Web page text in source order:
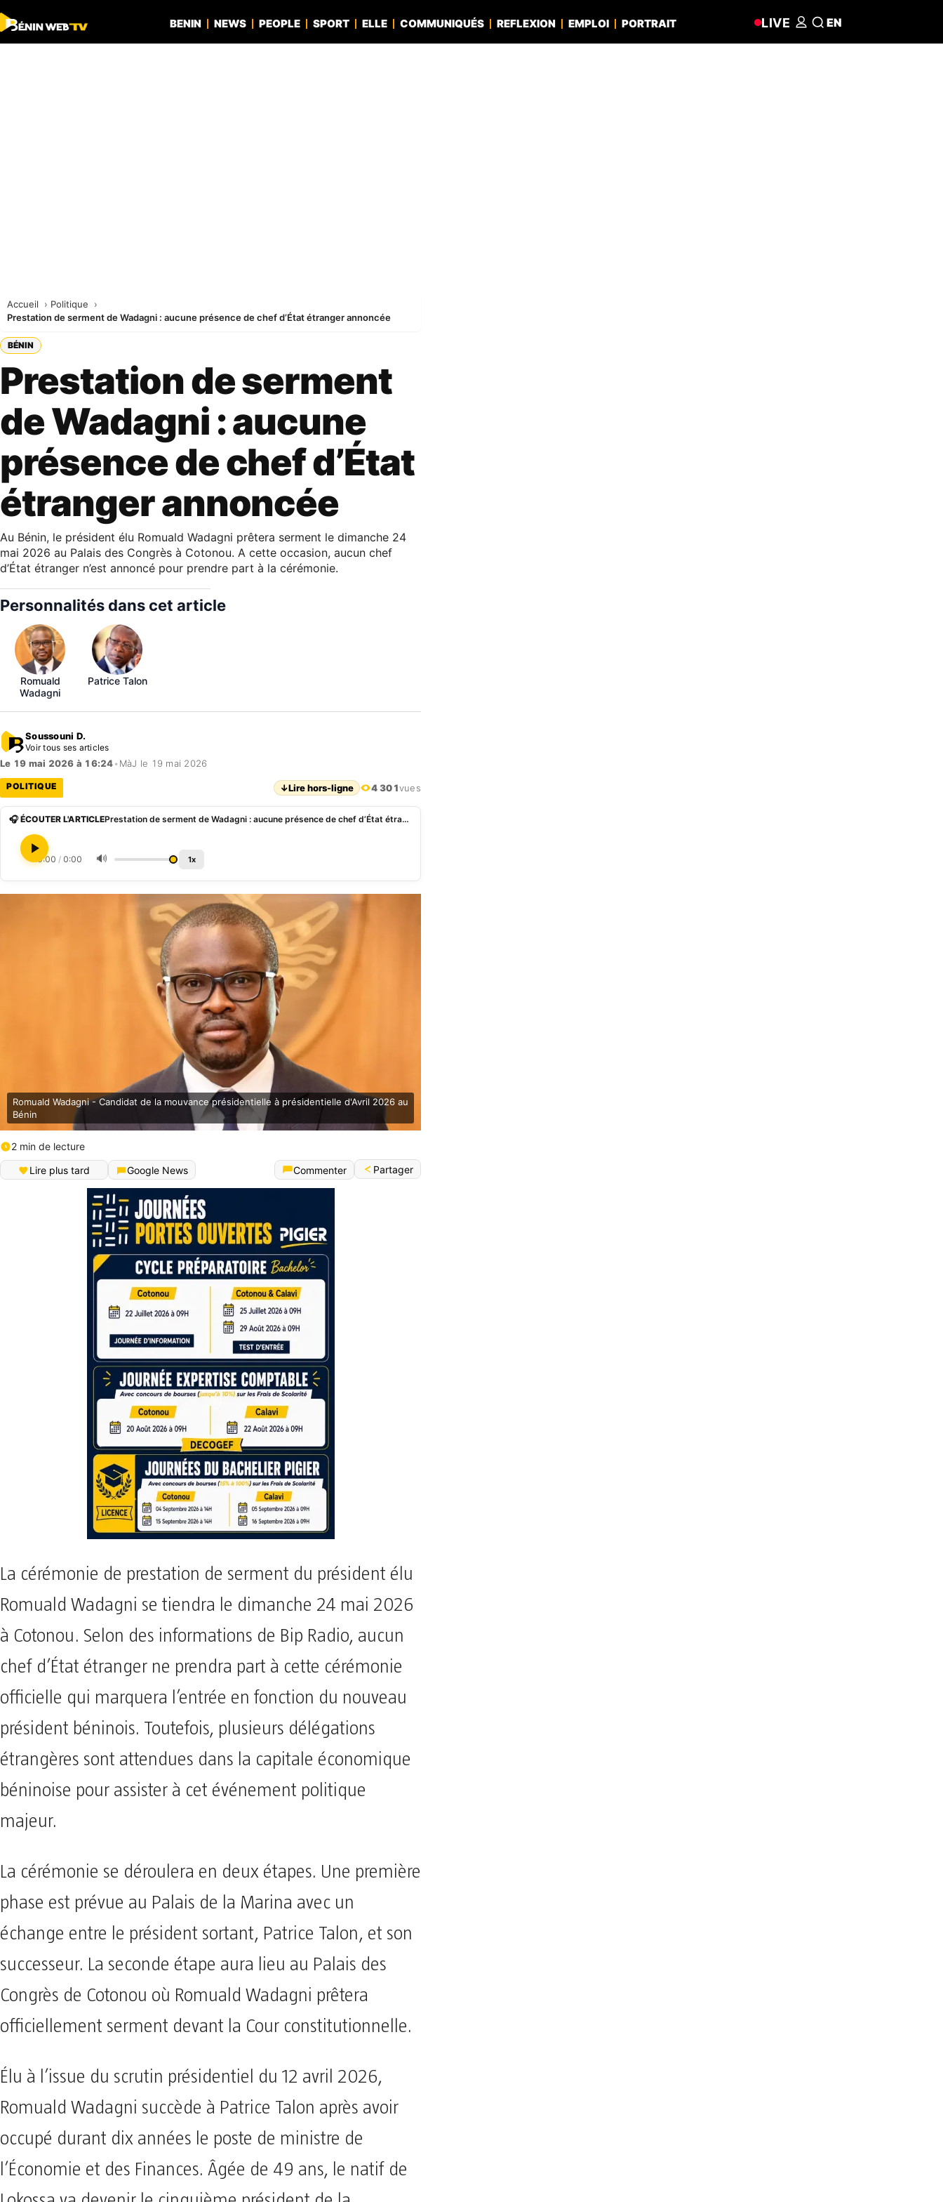
BENIN NEWS PEOPLE SPORT ELLE COMMUNIQUÉS REFLEXION EMPLOI PORTRAIT LIVE EN
Accueil
Politique
Prestation de serment de Wadagni : aucune présence de chef d’État étranger annoncée
BÉNIN
Prestation de serment
de Wadagni : aucune
présence de chef d’État
étranger annoncée
Au Bénin, le président élu Romuald Wadagni prêtera serment le dimanche 24
mai 2026 au Palais des Congrès à Cotonou. A cette occasion, aucun chef
d’État étranger n’est annoncé pour prendre part à la cérémonie.
Personnalités dans cet article
Romuald
Wadagni
Patrice Talon
Soussouni D.
Voir tous ses articles
Le 19 mai 2026 à 16:24• MàJ le 19 mai 2026
POLITIQUE ↓Lire hors-ligne 4 301vues
🎧 ÉCOUTER L'ARTICLE Prestation de serment de Wadagni : aucune présence de chef d’État étranger annoncée
0:00 / 0:00 🔊 1x
Romuald Wadagni - Candidat de la mouvance présidentielle à présidentielle d'Avril 2026 au
Bénin
2 min de lecture
Lire plus tard
Google News Commenter Partager
La cérémonie de prestation de serment du président élu
Romuald Wadagni se tiendra le dimanche 24 mai 2026
à Cotonou. Selon des informations de Bip Radio, aucun
chef d’État étranger ne prendra part à cette cérémonie
officielle qui marquera l’entrée en fonction du nouveau
président béninois. Toutefois, plusieurs délégations
étrangères sont attendues dans la capitale économique
béninoise pour assister à cet événement politique
majeur.
La cérémonie se déroulera en deux étapes. Une première
phase est prévue au Palais de la Marina avec un
échange entre le président sortant, Patrice Talon, et son
successeur. La seconde étape aura lieu au Palais des
Congrès de Cotonou où Romuald Wadagni prêtera
officiellement serment devant la Cour constitutionnelle.
Élu à l’issue du scrutin présidentiel du 12 avril 2026,
Romuald Wadagni succède à Patrice Talon après avoir
occupé durant dix années le poste de ministre de
l’Économie et des Finances. Âgée de 49 ans, le natif de